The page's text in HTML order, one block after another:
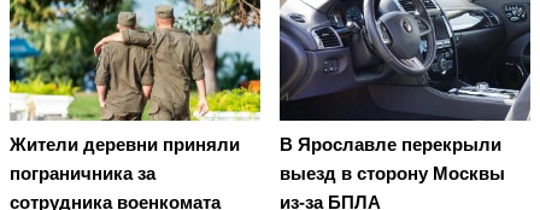
Жители деревни приняли
пограничника за
сотрудника военкомата
В Ярославле перекрыли
выезд в сторону Москвы
из-за БПЛА